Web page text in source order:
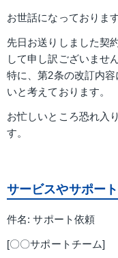
お世話になっておりま
先日お送りしました契
して申し訳ございませ
特に、第2条の改訂内
いと考えております。
お忙しいところ恐れ入
す。
サービスやサポー
件名: サポート依頼
[〇〇サポートチーム]